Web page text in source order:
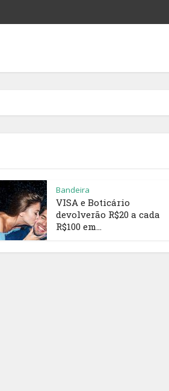
Bandeira
VISA e Boticário
devolverão R$20 a cada
R$100 em...